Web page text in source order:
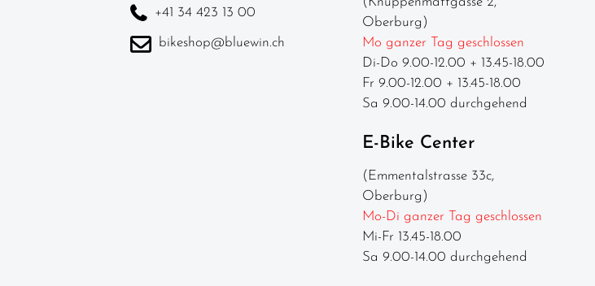
+41 34 423 13 00
bikeshop@bluewin.ch
Oberburg)
Mo ganzer Tag geschlossen
Di-Do 9.00-12.00 + 13.45-18.00
Fr 9.00-12.00 + 13.45-18.00
Sa 9.00-14.00 durchgehend
E-Bike Center
(Emmentalstrasse 33c,
Oberburg)
Mo-Di ganzer Tag geschlossen
Mi-Fr 13.45-18.00
Sa 9.00-14.00 durchgehend